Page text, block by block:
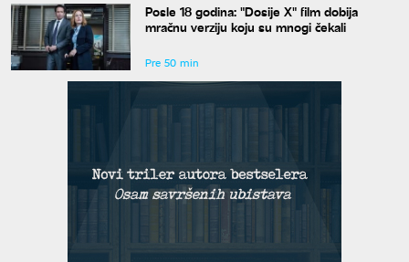
Posle 18 godina: "Dosije X" film dobija
mračnu verziju koju su mnogi čekali
Pre 50 min